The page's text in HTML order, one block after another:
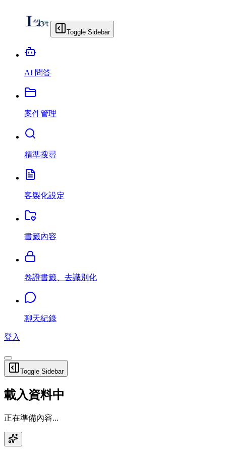
Toggle Sidebar
AI 問答
案件管理
精準搜尋
客製化設定
書籤內容
卷證書籤、去識別化
聊天紀錄
登入
Toggle Sidebar
載入資料中
正在準備內容...